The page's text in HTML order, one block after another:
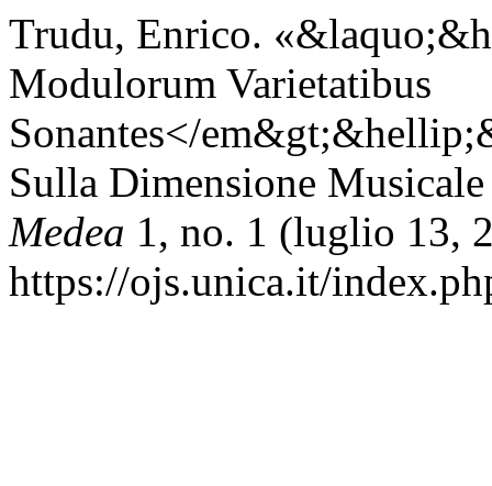
Trudu, Enrico.
Modulorum Varietatibus
Sonantes</
Sulla Dimensione
Medea 1, no. 1 (luglio 13,
https://ojs.unica.it/